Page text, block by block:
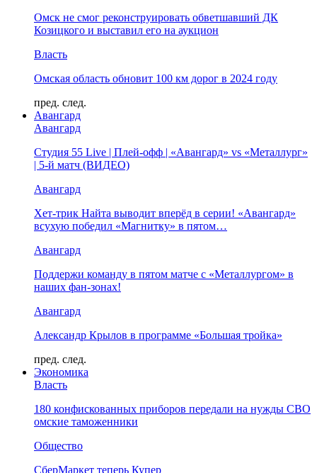
Омск не смог реконструировать обветшавший ДК
Козицкого и выставил его на аукцион
Власть
Омская область обновит 100 км дорог в 2024 году
пред. след.
Авангард
Авангард
Студия 55 Live | Плей-офф | «Авангард» vs «Металлург»
| 5-й матч (ВИДЕО)
Авангард
Хет-трик Найта выводит вперёд в серии! «Авангард»
всухую победил «Магнитку» в пятом…
Авангард
Поддержи команду в пятом матче с «Металлургом» в
наших фан-зонах!
Авангард
Александр Крылов в программе «Большая тройка»
пред. след.
Экономика
Власть
180 конфискованных приборов передали на нужды СВО
омские таможенники
Общество
СберМаркет теперь Купер